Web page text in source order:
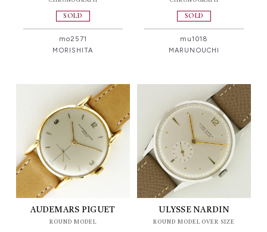
SOLD
mo2571
MORISHITA
SOLD
mu1018
MARUNOUCHI
AUDEMARS PIGUET
ROUND MODEL
ULYSSE NARDIN
ROUND MODEL OVER SIZE